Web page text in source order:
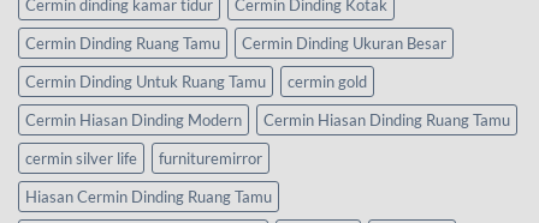
Cermin dinding kamar tidur
Cermin Dinding Kotak
Cermin Dinding Ruang Tamu
Cermin Dinding Ukuran Besar
Cermin Dinding Untuk Ruang Tamu
cermin gold
Cermin Hiasan Dinding Modern
Cermin Hiasan Dinding Ruang Tamu
cermin silver life
furnituremirror
Hiasan Cermin Dinding Ruang Tamu